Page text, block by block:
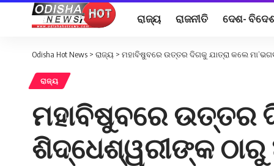
ରାଜ୍ୟ ରାଜନୀତି ଦେଶ-
Odisha Hot News > ରାଜ୍ୟ > ମହାବିଷୁବରେ ଉତ୍ତର ଦିଗକୁ ଯାତ୍ରା କଲେ
ରାଜ୍ୟ
ମହାବିଷୁବରେ ଉତ୍ତର
ଶିଦ୍ଧେଶ୍ୱରୀଙ୍କ ଠାରୁ